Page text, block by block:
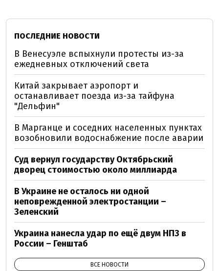
ПОСЛЕДНИЕ НОВОСТИ
В Венесуэле вспыхнули протесты из-за
ежедневных отключений света
Китай закрывает аэропорт и
останавливает поезда из-за тайфуна
"Дельфин"
В Марганце и соседних населенных пунктах
возобновили водоснабжение после аварии
Суд вернул государству Октябрьский
дворец стоимостью около миллиарда
В Украине не осталось ни одной
неповрежденной электростанции –
Зеленский
Украина нанесла удар по ещё двум НПЗ в
России – Генштаб
ВСЕ НОВОСТИ